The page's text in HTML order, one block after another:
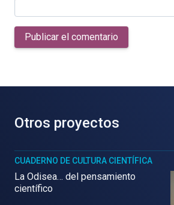
Publicar el comentario
Otros proyectos
CUADERNO DE CULTURA CIENTÍFICA
La Odisea… del pensamiento
científico